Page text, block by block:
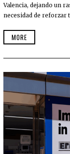
Valencia, dejando un
necesidad de reforzar
MORE